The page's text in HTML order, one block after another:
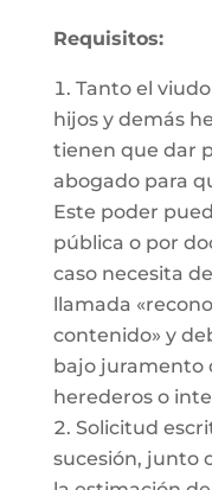
Requisitos:
Tanto el
hijos y demás
tienen que dar
abogado para
Este poder
pública o por
caso necesita
llamada
contenido» y
bajo juramento
herederos o
Solicitud
sucesión, junto